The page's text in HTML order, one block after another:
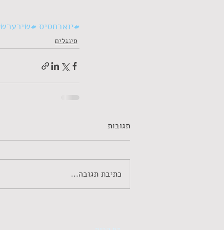
#יואבחסיס #שירערש
סינגלים
תגובות
כתיבת תגובה...